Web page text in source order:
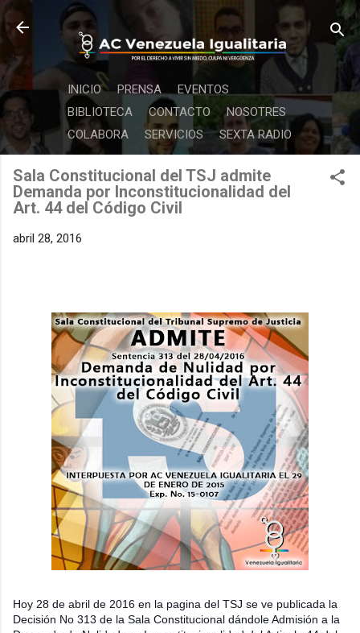
Ir al contenido principal
INICIO PRENSA
EVENTOS
BIBLIOTECA
CONTACTO
NOSOTRES
COLABORA
SERVICIOS SEXTA RADIO
Sala Constitucional del TSJ admite
Demanda por Inconstitucionalidad del
Art. 44 del Código Civil
abril 28, 2016
Hoy 28 de abril de 2016 en la pagina del TSJ se ve publicada la
Decisión No 313 de la Sala Constitucional dándole Admisión a la